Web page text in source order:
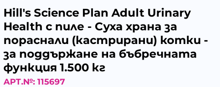
Hill's Science Plan Adult Urinary
Health с пиле - Суха храна за
пораснали (кастрирани) котки -
за поддържане на бъбречната
функция 1.500 кг
АРТ.№: 115697